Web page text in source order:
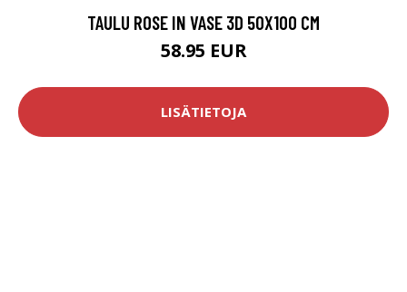
TAULU ROSE IN VASE 3D 50X100 CM
58.95 EUR
LISÄTIETOJA